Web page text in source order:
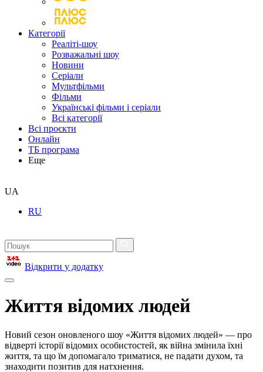
Категорії
Реаліті-шоу
Розважальні шоу
Новини
Серіали
Мультфільми
Фільми
Українські фільми і серіали
Всі категорії
Всі проєкти
Онлайн
ТБ програма
Еще
UA
RU
Відкрити у додатку
Життя відомих людей
Новий сезон оновленого шоу «Життя відомих людей» — про
відверті історії відомих особистостей, як війна змінила їхні
життя, та що їм допомагало триматися, не падати духом, та
знаходити позитив для натхнення.